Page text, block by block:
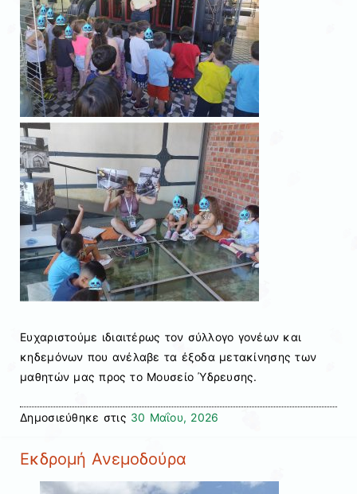
Ευχαριστούμε ιδιαιτέρως τον σύλλογο γονέων και
κηδεμόνων που ανέλαβε τα έξοδα μετακίνησης των
μαθητών μας προς το Μουσείο Ύδρευσης.
Δημοσιεύθηκε στις 30 Μαΐου, 2026
Εκδρομή Ανεμοδούρα